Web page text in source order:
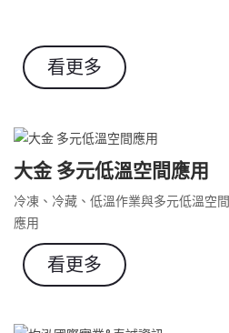
看更多
大金 多元低溫空間應用
冷凍、冷藏、低溫作業與多元低溫空間
應用
看更多